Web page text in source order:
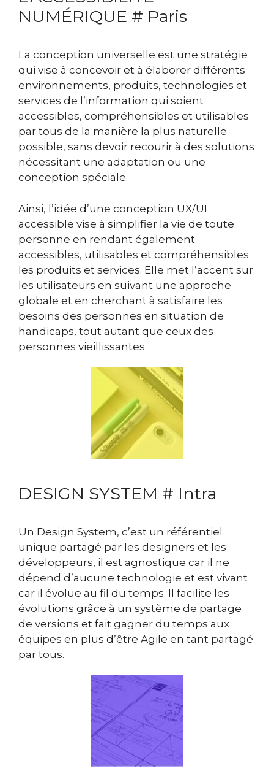
NUMÉRIQUE # Paris
La conception universelle est une stratégie
qui vise à concevoir et à élaborer différents
environnements, produits, technologies et
services de l’information qui soient
accessibles, compréhensibles et utilisables
par tous de la manière la plus naturelle
possible, sans devoir recourir à des solutions
nécessitant une adaptation ou une
conception spéciale.
Ainsi, l’idée d’une conception UX/UI
accessible vise à simplifier la vie de toute
personne en rendant également
accessibles, utilisables et compréhensibles
les produits et services. Elle met l’accent sur
les utilisateurs en suivant une approche
globale et en cherchant à satisfaire les
besoins des personnes en situation de
handicaps, tout autant que ceux des
personnes vieillissantes.
DESIGN SYSTEM # Intra
Un Design System, c’est un référentiel
unique partagé par les designers et les
développeurs, il est agnostique car il ne
dépend d’aucune technologie et est vivant
car il évolue au fil du temps. Il facilite les
évolutions grâce à un système de partage
de versions et fait gagner du temps aux
équipes en plus d’être Agile en tant partagé
par tous.